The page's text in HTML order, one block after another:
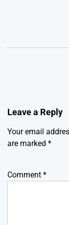
Leave a Reply
Your email
are marked *
Comment *